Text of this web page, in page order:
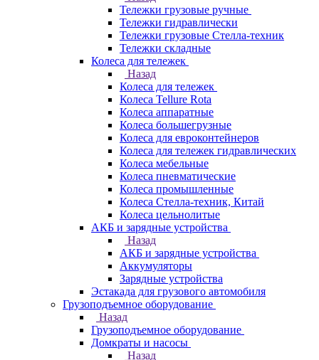
Тележки грузовые ручные
Тележки гидравлически
Тележки грузовые Стелла-техник
Тележки складные
Колеса для тележек
Назад
Колеса для тележек
Колеса Tellure Rota
Колеса аппаратные
Колеса большегрузные
Колеса для евроконтейнеров
Колеса для тележек гидравлических
Колеса мебельные
Колеса пневматические
Колеса промышленные
Колеса Стелла-техник, Китай
Колеса цельнолитые
АКБ и зарядные устройства
Назад
АКБ и зарядные устройства
Аккумуляторы
Зарядные устройства
Эстакада для грузового автомобиля
Грузоподъемное оборудование
Назад
Грузоподъемное оборудование
Домкраты и насосы
Назад